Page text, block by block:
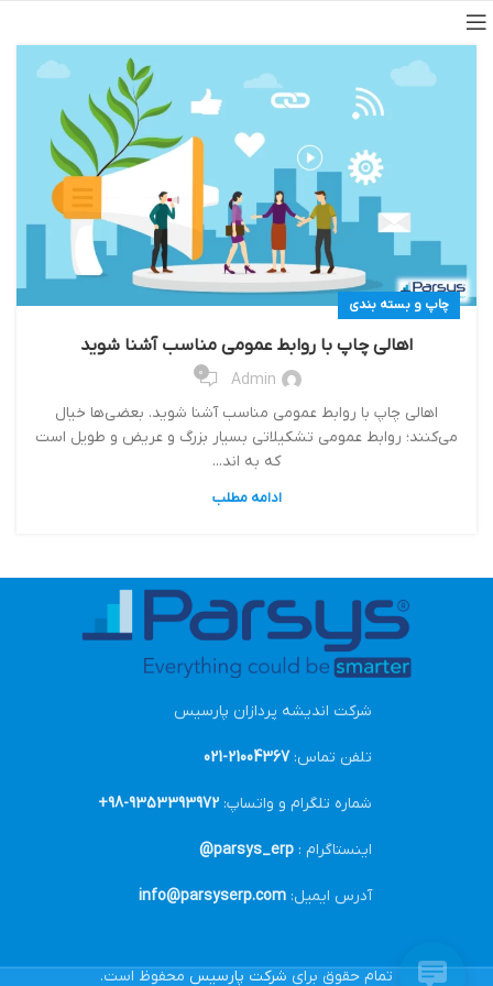
چاپ و بسته بندی
اهالی چاپ با روابط عمومی مناسب آشنا شوید
Admin
0
اهالی چاپ با روابط عمومی مناسب آشنا شوید. بعضی‌ها خیال
می‌کنند؛ روابط عمومی تشکیلاتی بسیار بزرگ و عریض و طویل است
که به اند...
ادامه مطلب
شرکت اندیشه پردازان پارسیس
تلفن تماس:21004367-021
شماره تلگرام و واتساپ: 9353393972-98+
اینستاگرام : parsys_erp@
آدرس ایمیل: info@parsyserp.com
تمام حقوق برای شرکت پارسیس محفوظ است.